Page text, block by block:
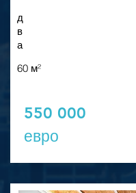
д
в
а
60 м²
550 000
евро